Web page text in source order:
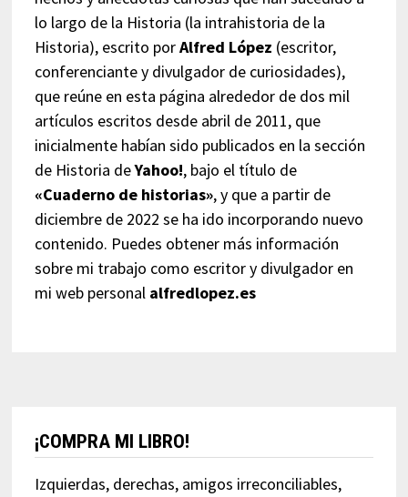
lo largo de la Historia (la intrahistoria de la
Historia), escrito porAlfred López (escritor,
conferenciante y divulgador de curiosidades),
que reúne en esta página alrededor de dos mil
artículos escritos desde abril de 2011, que
inicialmente habían sido publicados en la sección
de Historia deYahoo!, bajo el título de
«Cuaderno de historias», y que a partir de
diciembre de 2022 se ha ido incorporando nuevo
contenido. Puedes obtener más información
sobre mi trabajo como escritor y divulgador en
mi web personal alfredlopez.es
¡COMPRA MI LIBRO!
Izquierdas, derechas, amigos irreconciliables,